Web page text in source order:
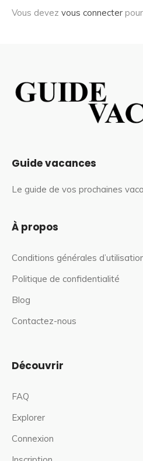
Vous devez vous connecter
Guide vacances
Le guide de vos prochaines
À propos
Conditions générales
Politique de confidentialité
Blog
Contactez-nous
Découvrir
FAQ
Explorer
Connexion